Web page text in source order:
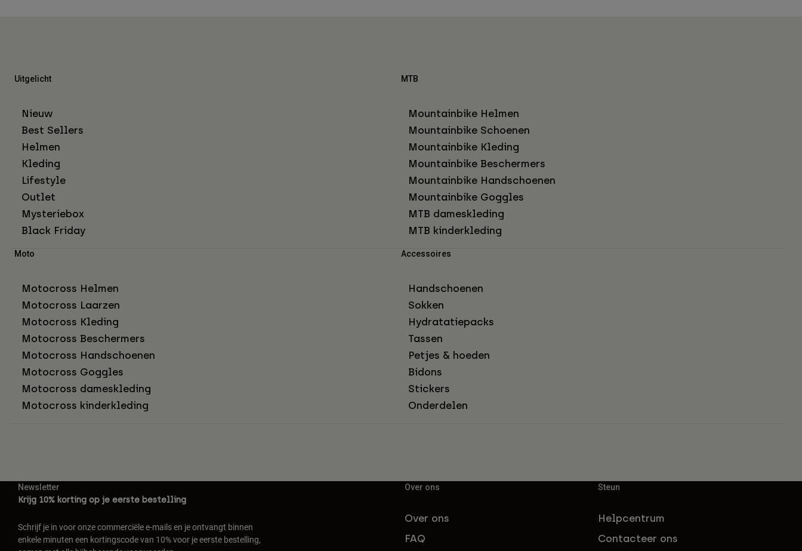
Uitgelicht
Nieuw
Best Sellers
Helmen
Kleding
Lifestyle
Outlet
Mysteriebox
Black Friday
MTB
Mountainbike Helmen
Mountainbike Schoenen
Mountainbike Kleding
Mountainbike Beschermers
Mountainbike Handschoenen
Mountainbike Goggles
MTB dameskleding
MTB kinderkleding
Moto
Motocross Helmen
Motocross Laarzen
Motocross Kleding
Motocross Beschermers
Motocross Handschoenen
Motocross Goggles
Motocross dameskleding
Motocross kinderkleding
Accessoires
Handschoenen
Sokken
Hydratatiepacks
Tassen
Petjes & hoeden
Bidons
Stickers
Onderdelen
Newsletter
Krijg 10% korting op je eerste bestelling
Schrijf je in voor onze commerciële e-mails en je ontvangt binnen
enkele minuten een kortingscode van 10% voor je eerste bestelling,
Over ons
Over ons
FAQ
Steun
Helpcentrum
Contacteer ons